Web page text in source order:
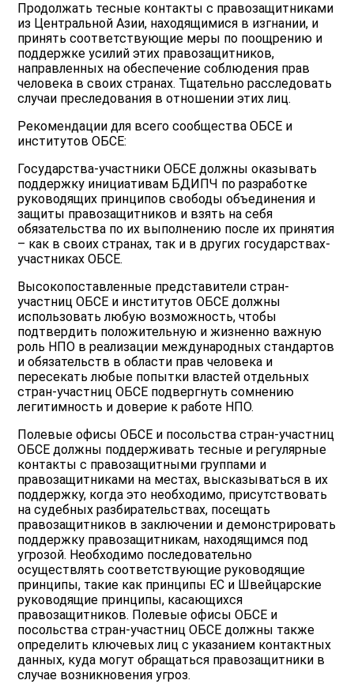
Продолжать тесные контакты с правозащитниками
из Центральной Азии, находящимися в изгнании, и
принять соответствующие меры по поощрению и
поддержке усилий этих правозащитников,
направленных на обеспечение соблюдения прав
человека в своих странах. Тщательно расследовать
случаи преследования в отношении этих лиц.
Рекомендации для всего сообщества ОБСЕ и
институтов ОБСЕ:
Государства-участники ОБСЕ должны оказывать
поддержку инициативам БДИПЧ по разработке
руководящих принципов свободы объединения и
защиты правозащитников и взять на себя
обязательства по их выполнению после их принятия
– как в своих странах, так и в других государствах-
участниках ОБСЕ.
Высокопоставленные представители стран-
участниц ОБСЕ и институтов ОБСЕ должны
использовать любую возможность, чтобы
подтвердить положительную и жизненно важную
роль НПО в реализации международных стандартов
и обязательств в области прав человека и
пересекать любые попытки властей отдельных
стран-участниц ОБСЕ подвергнуть сомнению
легитимность и доверие к работе НПО.
Полевые офисы ОБСЕ и посольства стран-участниц
ОБСЕ должны поддерживать тесные и регулярные
контакты с правозащитными группами и
правозащитниками на местах, высказываться в их
поддержку, когда это необходимо, присутствовать
на судебных разбирательствах, посещать
правозащитников в заключении и демонстрировать
поддержку правозащитникам, находящимся под
угрозой. Необходимо последовательно
осуществлять соответствующие руководящие
принципы, такие как принципы ЕС и Швейцарские
руководящие принципы, касающихся
правозащитников. Полевые офисы ОБСЕ и
посольства стран-участниц ОБСЕ должны также
определить ключевых лиц с указанием контактных
данных, куда могут обращаться правозащитники в
случае возникновения угроз.